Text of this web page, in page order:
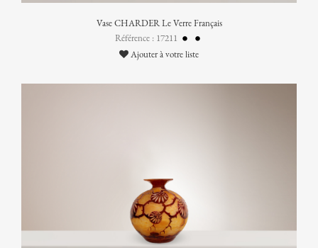
Vase CHARDER Le Verre Français
Référence : 17211
Ajouter à votre liste